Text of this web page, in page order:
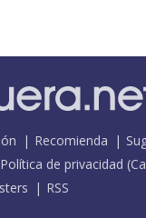
Recomienda
Política de privacidad (
RSS